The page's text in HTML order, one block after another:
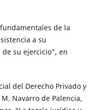
fundamentales de la
a su
su ejercicio”, en
del Derecho Privado y
Navarro de Palencia,